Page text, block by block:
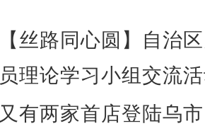
【丝路同心圆】自治
员理论学习小组交流
又有两家首店登陆乌